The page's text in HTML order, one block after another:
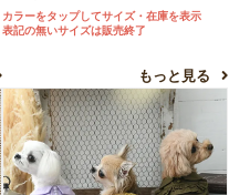
カラーをタップしてサイズ・在庫を表示
表記の無いサイズは販売終了
もっと見る